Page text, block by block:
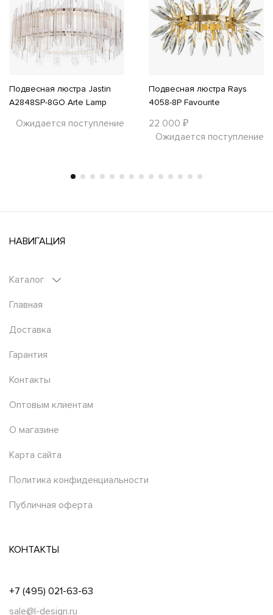
Подвесная люстра Jastin
A2848SP-8GO Arte Lamp
Ожидается поступление
Подвесная люстра Rays
4058-8P Favourite
22 000 ₽
Ожидается поступление
НАВИГАЦИЯ
Каталог
Главная
Доставка
Гарантия
Контакты
Оптовым клиентам
О магазине
Карта сайта
Политика конфиденциальности
Публичная оферта
КОНТАКТЫ
+7 (495) 021-63-63
sale@l-design.ru